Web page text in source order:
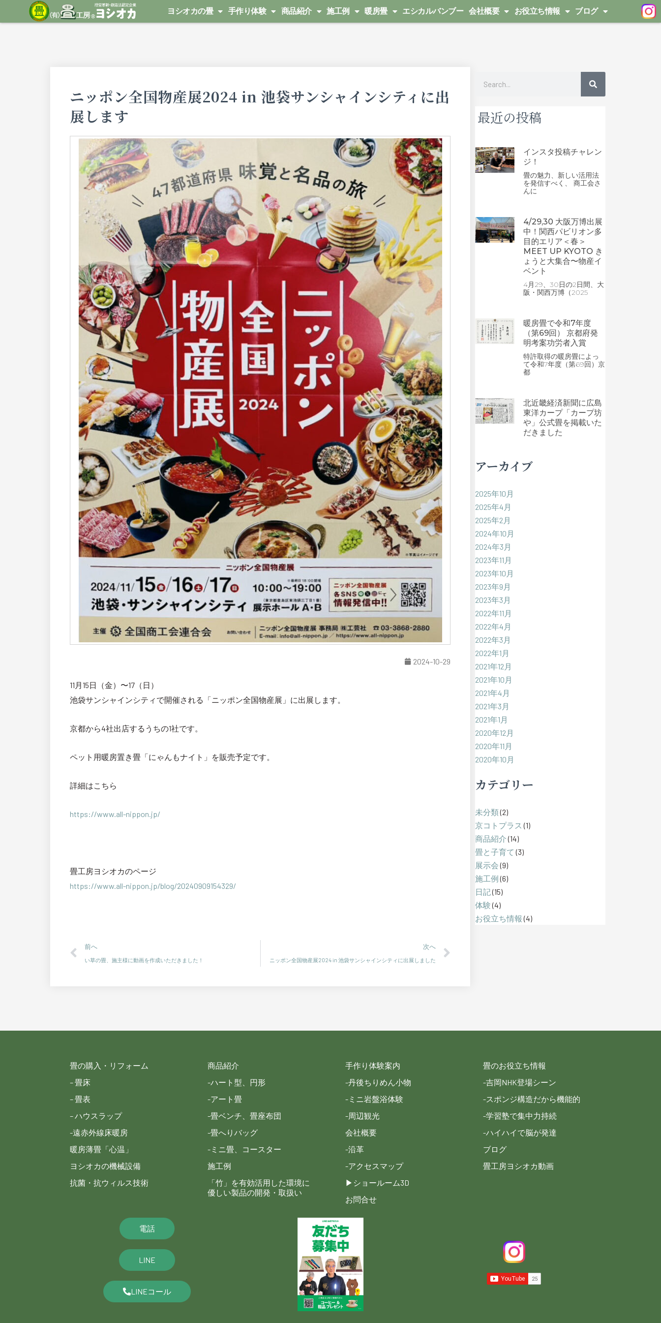
ヨシオカの畳 手作り体験 商品紹介 施工例 暖房畳 エシカルバンブー 会社概要 お役立ち情報 ブログ
ニッポン全国物産展2024 in 池袋サンシャインシティに出
展します
2024-10-29
11月15日（金）〜17（日）
池袋サンシャインシティで開催される「ニッポン全国物産展」に出展します。
京都から4社出店するうちの1社です。
ペット用暖房置き畳「にゃんもナイト」を販売予定です。
詳細はこちら
https://www.all-nippon.jp/
畳工房ヨシオカのページ
https://www.all-nippon.jp/blog/20240909154329/
Prev
前へ
い草の畳、施主様に動画を作成いただきました！
次へ
ニッポン全国物産展2024 in 池袋サンシャインシティに出展しました
最近の投稿
インスタ投稿チャレン
ジ！
畳の魅力、新しい活用法
を発信すべく、 商工会さ
んに
4/29,30 大阪万博出展
中！関西パビリオン多
目的エリア＜春＞
MEET UP KYOTO き
ょうと大集合〜物産イ
ベント
4月29、30日の2日間、大
阪・関西万博（2025
暖房畳で令和7年度
（第69回） 京都府発
明考案功労者入賞
特許取得の暖房畳によっ
て令和7年度（第69回）京
都
北近畿経済新聞に広島
東洋カープ「カープ坊
や」公式畳を掲載いた
だきました
アーカイブ
2025年10月
2025年4月
2025年2月
2024年10月
2024年3月
2023年11月
2023年10月
2023年9月
2023年3月
2022年11月
2022年4月
2022年3月
2022年1月
2021年12月
2021年10月
2021年4月
2021年3月
2021年1月
2020年12月
2020年11月
2020年10月
カテゴリー
未分類(2)
京コトプラス (1)
商品紹介(14)
畳と子育て (3)
展示会(9)
施工例(6)
日記(15)
体験(4)
お役立ち情報 (4)
畳の購入・リフォーム
– 畳床
– 畳表
– ハウスラップ
-遠赤外線床暖房
暖房薄畳「心温」
ヨシオカの機械設備
抗菌・抗ウィルス技術
商品紹介
-ハート型、円形
-アート畳
-畳ベンチ、畳座布団
-畳へりバッグ
-ミニ畳、コースター
施工例
「竹」を有効活用した環境に
優しい製品の開発・取扱い
手作り体験案内
-丹後ちりめん小物
-ミニ岩盤浴体験
-周辺観光
会社概要
-沿革
-アクセスマップ
▶︎ショールーム3D
お問合せ
畳のお役立ち情報
-吉岡NHK登場シーン
-スポンジ構造だから機能的
-学習塾で集中力持続
-ハイハイで脳が発達
ブログ
畳工房ヨシオカ動画
電話
LINE
LINEコール